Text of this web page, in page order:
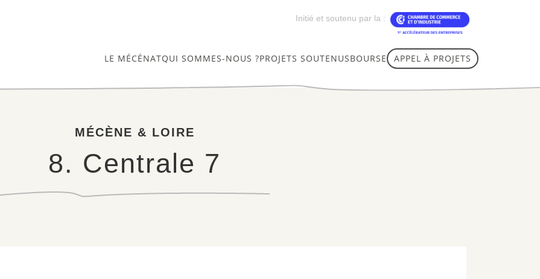
Initié et soutenu par la :
LE MÉCÉNATQUI SOMMES-NOUS ?PROJETS SOUTENUSBOURSE APPEL À PROJETS
MÉCÈNE & LOIRE
8. Centrale 7